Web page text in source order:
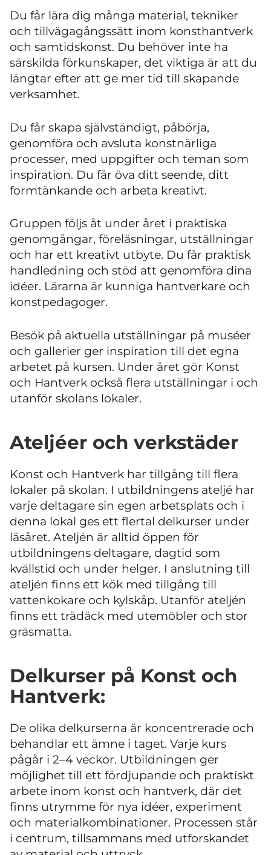
Du får lära dig många material, tekniker
och tillvägagångssätt inom konsthantverk
och samtidskonst. Du behöver inte ha
särskilda förkunskaper, det viktiga är att du
längtar efter att ge mer tid till skapande
verksamhet.
Du får skapa självständigt, påbörja,
genomföra och avsluta konstnärliga
processer, med uppgifter och teman som
inspiration. Du får öva ditt seende, ditt
formtänkande och arbeta kreativt.
Gruppen följs åt under året i praktiska
genomgångar, föreläsningar, utställningar
och har ett kreativt utbyte. Du får praktisk
handledning och stöd att genomföra dina
idéer. Lärarna är kunniga hantverkare och
konstpedagoger.
Besök på aktuella utställningar på muséer
och gallerier ger inspiration till det egna
arbetet på kursen. Under året gör Konst
och Hantverk också flera utställningar i och
utanför skolans lokaler.
Ateljéer och verkstäder
Konst och Hantverk har tillgång till flera
lokaler på skolan. I utbildningens ateljé har
varje deltagare sin egen arbetsplats och i
denna lokal ges ett flertal delkurser under
läsåret. Ateljén är alltid öppen för
utbildningens deltagare, dagtid som
kvällstid och under helger. I anslutning till
ateljén finns ett kök med tillgång till
vattenkokare och kylskåp. Utanför ateljén
finns ett trädäck med utemöbler och stor
gräsmatta.
Delkurser på Konst och
Hantverk:
De olika delkurserna är koncentrerade och
behandlar ett ämne i taget. Varje kurs
pågår i 2–4 veckor. Utbildningen ger
möjlighet till ett fördjupande och praktiskt
arbete inom konst och hantverk, där det
finns utrymme för nya idéer, experiment
och materialkombinationer. Processen står
i centrum, tillsammans med utforskandet